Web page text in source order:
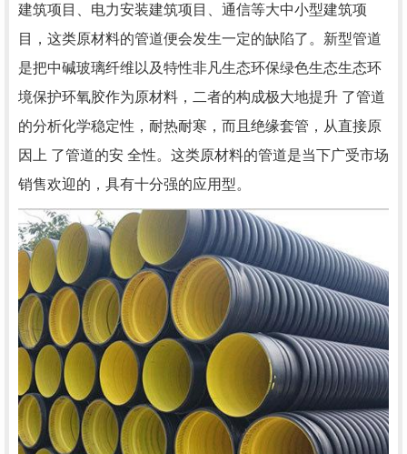
建筑项目、电力安装建筑项目、通信等大中小型建筑项
目，这类原材料的管道便会发生一定的缺陷了。新型管道
是把中碱玻璃纤维以及特性非凡生态环保绿色生态生态环
境保护环氧胶作为原材料，二者的构成极大地提升 了管道
的分析化学稳定性，耐热耐寒，而且绝缘套管，从直接原
因上 了管道的安 全性。这类原材料的管道是当下广受市场
销售欢迎的，具有十分强的应用型。